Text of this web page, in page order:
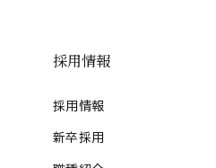
採用情報
採用情報
新卒採用